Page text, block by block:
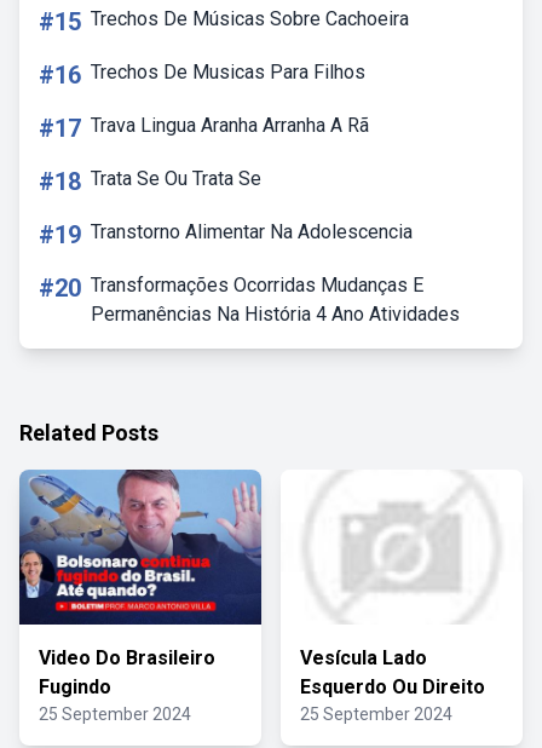
#15 Trechos De Músicas Sobre Cachoeira
#16 Trechos De Musicas Para Filhos
#17 Trava Lingua Aranha Arranha A Rã
#18 Trata Se Ou Trata Se
#19 Transtorno Alimentar Na Adolescencia
#20 Transformações Ocorridas Mudanças E
Permanências Na História 4 Ano Atividades
Related Posts
Video Do Brasileiro
Fugindo
25 September 2024
Vesícula Lado
Esquerdo Ou Direito
25 September 2024